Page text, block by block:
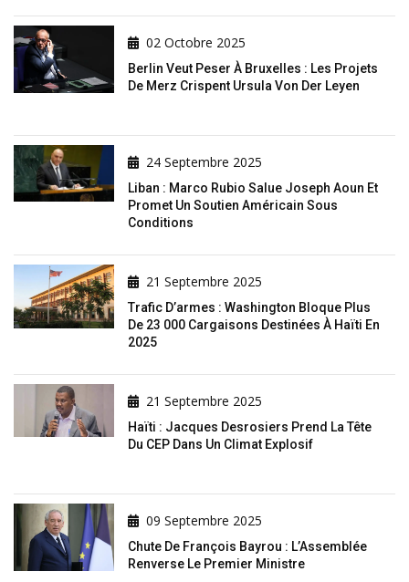
02 Octobre 2025
Berlin Veut Peser À Bruxelles : Les Projets
De Merz Crispent Ursula Von Der Leyen
24 Septembre 2025
Liban : Marco Rubio Salue Joseph Aoun Et
Promet Un Soutien Américain Sous
Conditions
21 Septembre 2025
Trafic D’armes : Washington Bloque Plus
De 23 000 Cargaisons Destinées À Haïti En
2025
21 Septembre 2025
Haïti : Jacques Desrosiers Prend La Tête
Du CEP Dans Un Climat Explosif
09 Septembre 2025
Chute De François Bayrou : L’Assemblée
Renverse Le Premier Ministre